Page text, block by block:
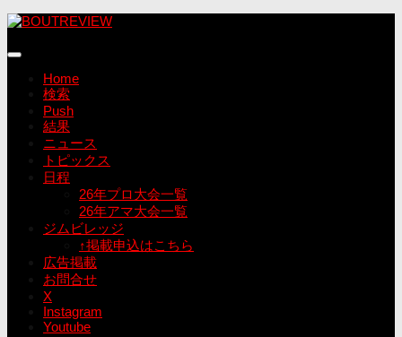
コ
テ
Home
検索
Push
結果
ニュース
トピックス
日程
26年プロ大会一覧
26年アマ大会一覧
ジムビレッジ
↑掲載申込はこちら
広告掲載
お問合せ
X
Instagram
Youtube